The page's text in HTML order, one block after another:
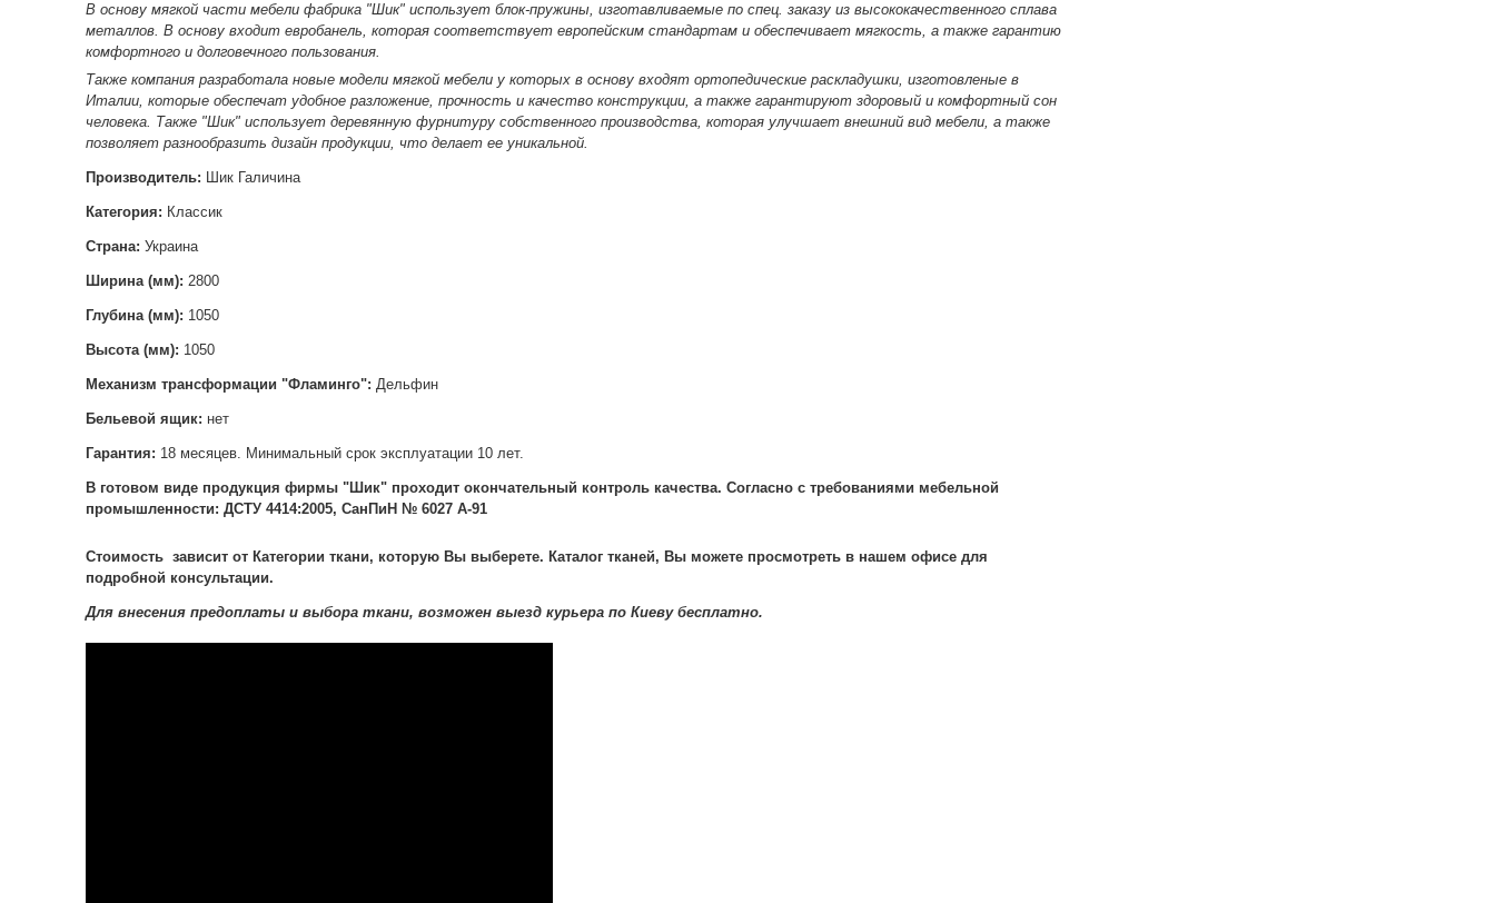
В основу мягкой части мебели фабрика "Шик" использует блок-пружины, изготавливаемые по спец. заказу из высококачественного сплава
металлов. В основу входит евробанель, которая соответствует европейским стандартам и обеспечивает мягкость, а также гарантию
комфортного и долговечного пользования.
Также компания разработала новые модели мягкой мебели у которых в основу входят ортопедические раскладушки, изготовленые в
Италии, которые обеспечат удобное разложение, прочность и качество конструкции, а также гарантируют здоровый и комфортный сон
человека. Также "Шик" использует деревянную фурнитуру собственного производства, которая улучшает внешний вид мебели, а также
позволяет разнообразить дизайн продукции, что делает ее уникальной.
Производитель: Шик Галичина
Категория: Классик
Страна: Украина
Ширина (мм): 2800
Глубина (мм): 1050
Высота (мм): 1050
Механизм трансформации "Фламинго": Дельфин
Бельевой ящик: нет
Гарантия: 18 месяцев. Минимальный срок эксплуатации 10 лет.
В готовом виде продукция фирмы "Шик" проходит окончательный контроль качества. Согласно с требованиями мебельной
промышленности: ДСТУ 4414:2005, СанПиН № 6027 А-91
Стоимость зависит от Категории ткани, которую Вы выберете. Каталог тканей, Вы можете просмотреть в нашем офисе для
подробной консультации.
Для внесения предоплаты и выбора ткани, возможен выезд курьера по Киеву бесплатно.